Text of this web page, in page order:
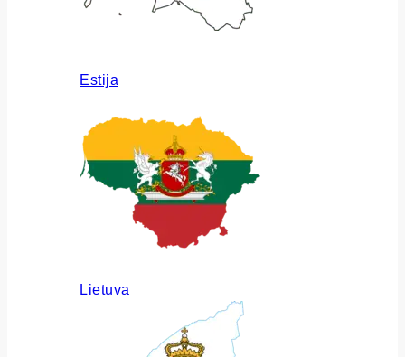
Estija
Lietuva